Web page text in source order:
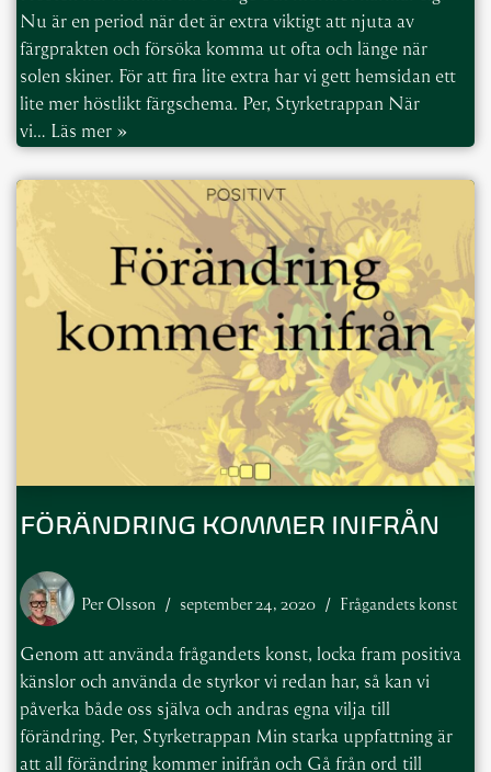
Nu är en period när det är extra viktigt att njuta av
färgprakten och försöka komma ut ofta och länge när
solen skiner. För att fira lite extra har vi gett hemsidan ett
lite mer höstlikt färgschema. Per, Styrketrappan När
vi… Läs mer »
FÖRÄNDRING KOMMER INIFRÅN
Per Olsson september 24, 2020 Frågandets konst
Genom att använda frågandets konst, locka fram positiva
känslor och använda de styrkor vi redan har, så kan vi
påverka både oss själva och andras egna vilja till
förändring. Per, Styrketrappan Min starka uppfattning är
att all förändring kommer inifrån och Gå från ord till